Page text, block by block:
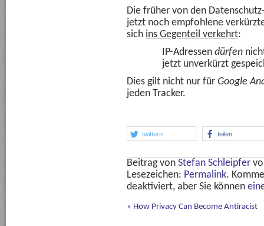
Die früher von den
jetzt noch empfohlene
sich ins Gegenteil verkehrt:
IP-Adressen dürfen
jetzt unverkürzt
Dies gilt nicht nur für Google
jeden Tracker.
twittern teilen
Beitrag von Stefan Schleipfer
Lesezeichen: Permalink.
deaktiviert, aber Sie können
« How Privacy Can Become Antiracist